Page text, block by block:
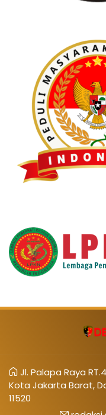
Jl. Palapa Raya
Kota Jakarta Barat,
11520